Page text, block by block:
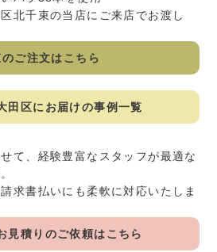
北千束の当店にご来店でお渡し
ご注文はこちら
田区にお届けの事例一覧
て、経験豊富なスタッフが最適な
求書払いにも柔軟に対応いたしま
見積りのご依頼はこちら